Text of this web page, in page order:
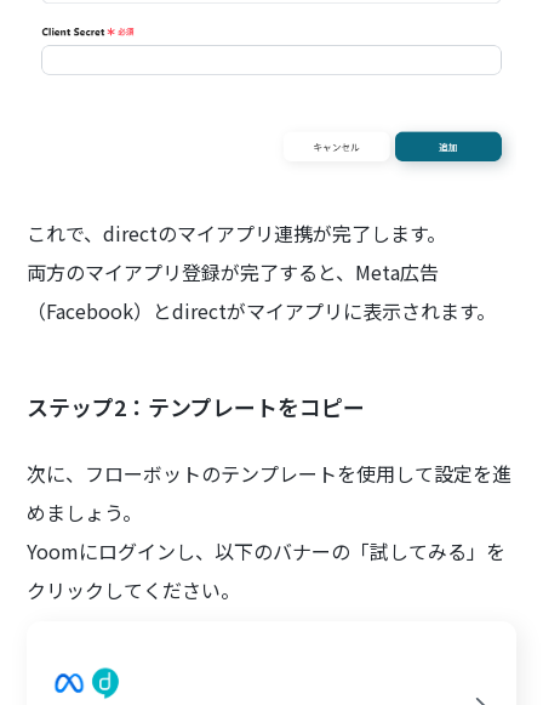
これで、directのマイアプリ連携が完了します。
両方のマイアプリ登録が完了すると、Meta広告
（Facebook）とdirectがマイアプリに表示されます。
ステップ2：テンプレートをコピー
次に、フローボットのテンプレートを使用して設定を進
めましょう。
Yoomにログインし、以下のバナーの「試してみる」を
クリックしてください。